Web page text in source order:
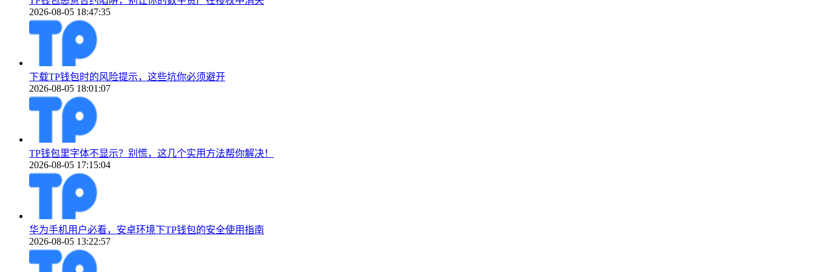
2026-08-05 18:47:35
下载TP钱包时的风险提示，这些坑你必须避开
2026-08-05 18:01:07
TP钱包里字体不显示？别慌，这几个实用方法帮你解决！
2026-08-05 17:15:04
华为手机用户必看，安卓环境下TP钱包的安全使用指南
2026-08-05 13:22:57